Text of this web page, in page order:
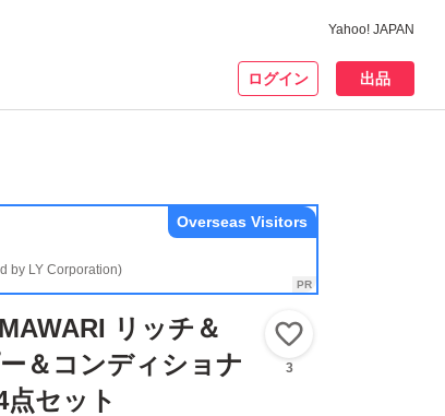
Yahoo! JAPAN
ログイン 出品
by LY Corporation)
Overseas Visitors
リッチ＆
＆コンディショナ
セット
3